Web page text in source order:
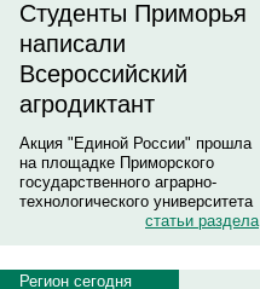
Студенты Приморья
написали
Всероссийский
агродиктант
Акция "Единой России" прошла
на площадке Приморского
государственного аграрно-
технологического университета
статьи раздела
Регион сегодня